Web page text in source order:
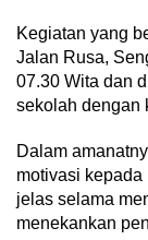
Kegiatan yang
Jalan Rusa,
07.30 Wita dan
sekolah dengan
Dalam
motivasi
jelas selama
menekankan